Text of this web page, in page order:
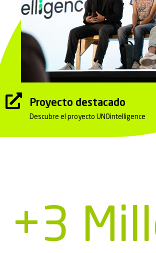
Proyecto destacado
Descubre el proyecto UNOintelligence
+3